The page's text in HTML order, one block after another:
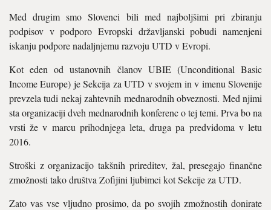
Med drugim smo Slovenci bili med najboljšimi pri zbiranju
podpisov v podporo Evropski državljanski pobudi namenjeni
iskanju podpore nadaljnjemu razvoju UTD v Evropi.
Kot eden od ustanovnih članov UBIE (Unconditional Basic
Income Europe) je Sekcija za UTD v svojem in v imenu Slovenije
prevzela tudi nekaj zahtevnih mednarodnih obveznosti. Med njimi
sta organizaciji dveh mednarodnih konferenc o tej temi. Prva bo na
vrsti že v marcu prihodnjega leta, druga pa predvidoma v letu
2016.
Stroški z organizacijo takšnih prireditev, žal, presegajo finančne
zmožnosti tako društva Zofijini ljubimci kot Sekcije za UTD.
Zato vas vse vljudno prosimo, da po svojih zmožnostih donirate